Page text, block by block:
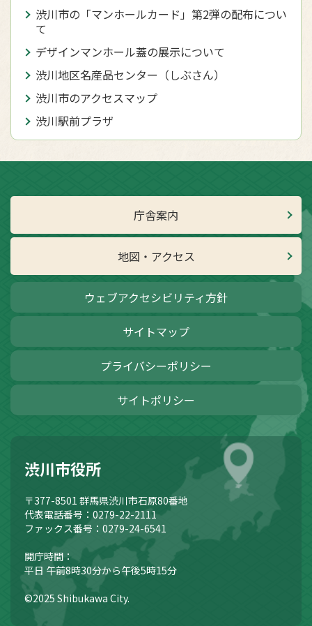
渋川市の「マンホールカード」第2弾の配布につい
て
デザインマンホール蓋の展示について
渋川地区名産品センター（しぶさん）
渋川市のアクセスマップ
渋川駅前プラザ
庁舎案内
地図・アクセス
ウェブアクセシビリティ方針
サイトマップ
プライバシーポリシー
サイトポリシー
渋川市役所
〒377-8501 群馬県渋川市石原80番地
代表電話番号：0279-22-2111
ファックス番号：0279-24-6541
開庁時間：
平日 午前8時30分から午後5時15分
©2025 Shibukawa City.